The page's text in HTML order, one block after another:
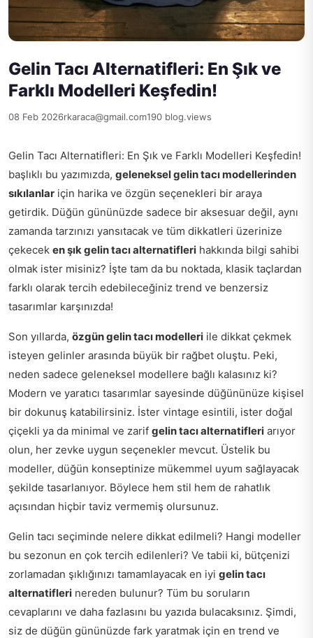
Gelin Tacı Alternatifleri: En Şık ve
Farklı Modelleri Keşfedin!
08 Feb 2026rkaraca@gmail.com190 blog.views
Gelin Tacı Alternatifleri: En Şık ve Farklı Modelleri Keşfedin!
başlıklı bu yazımızda, geleneksel gelin tacı modellerinden
sıkılanlar için harika ve özgün seçenekleri bir araya
getirdik. Düğün gününüzde sadece bir aksesuar değil, aynı
zamanda tarzınızı yansıtacak ve tüm dikkatleri üzerinize
çekecek en şık gelin tacı alternatifleri hakkında bilgi sahibi
olmak ister misiniz? İşte tam da bu noktada, klasik taçlardan
farklı olarak tercih edebileceğiniz trend ve benzersiz
tasarımlar karşınızda!
Son yıllarda, özgün gelin tacı modelleri ile dikkat çekmek
isteyen gelinler arasında büyük bir rağbet oluştu. Peki,
neden sadece geleneksel modellere bağlı kalasınız ki?
Modern ve yaratıcı tasarımlar sayesinde düğününüze kişisel
bir dokunuş katabilirsiniz. İster vintage esintili, ister doğal
çiçekli ya da minimal ve zarif gelin tacı alternatifleri arıyor
olun, her zevke uygun seçenekler mevcut. Üstelik bu
modeller, düğün konseptinize mükemmel uyum sağlayacak
şekilde tasarlanıyor. Böylece hem stil hem de rahatlık
açısından hiçbir taviz vermemiş olursunuz.
Gelin tacı seçiminde nelere dikkat edilmeli? Hangi modeller
bu sezonun en çok tercih edilenleri? Ve tabii ki, bütçenizi
zorlamadan şıklığınızı tamamlayacak en iyi gelin tacı
alternatifleri nereden bulunur? Tüm bu soruların
cevaplarını ve daha fazlasını bu yazıda bulacaksınız. Şimdi,
siz de düğün gününüzde fark yaratmak için en trend ve